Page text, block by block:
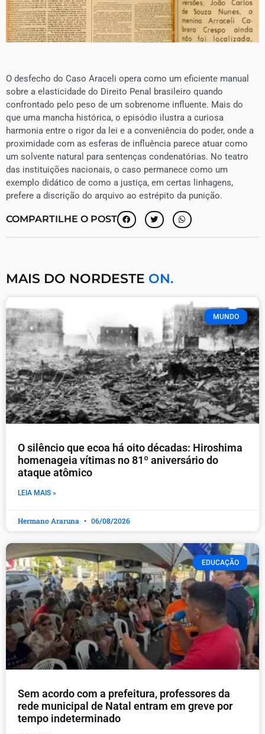
O desfecho do Caso Araceli opera como um eficiente manual
sobre a elasticidade do Direito Penal brasileiro quando
confrontado pelo peso de um sobrenome influente. Mais do
que uma mancha histórica, o episódio ilustra a curiosa
harmonia entre o rigor da lei e a conveniência do poder, onde a
proximidade com as esferas de influência parece atuar como
um solvente natural para sentenças condenatórias. No teatro
das instituições nacionais, o caso permanece como um
exemplo didático de como a justiça, em certas linhagens,
prefere a discrição do arquivo ao estrépito da punição.
COMPARTILHE O POST
MAIS DO NORDESTE ON.
MUNDO
O silêncio que ecoa há oito décadas: Hiroshima
homenageia vítimas no 81º aniversário do
ataque atômico
LEIA MAIS »
Hermano Araruna 06/08/2026
EDUCAÇÃO
​Sem acordo com a prefeitura, professores da
rede municipal de Natal entram em greve por
tempo indeterminado